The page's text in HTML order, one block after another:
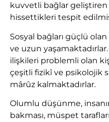
kuvvetli bağlar
hissettikleri tespit
Sosyal bağları güçlü
ve uzun yaşamaktadırlar.
ilişkileri problemli olan
çeşitli fizikî ve psikolojik
mârûz kalmaktadırlar.
Olumlu düşünme,
bakması, müspet